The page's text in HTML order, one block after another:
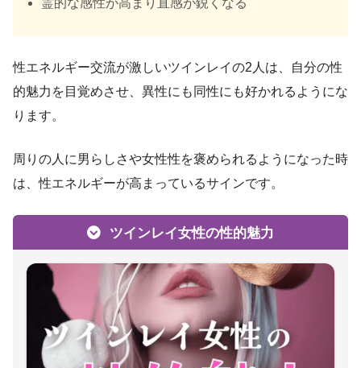
霊的な感性が高まり直感が鋭くなる
性エネルギー交流が激しいツインレイの2人は、自分の性
的魅力を目覚めさせ、異性にも同性にも好かれるようにな
ります。
周りの人に男らしさや女性性を褒められるようになった時
は、性エネルギーが高まっているサインです。
ツインレイ女性の性的魅力